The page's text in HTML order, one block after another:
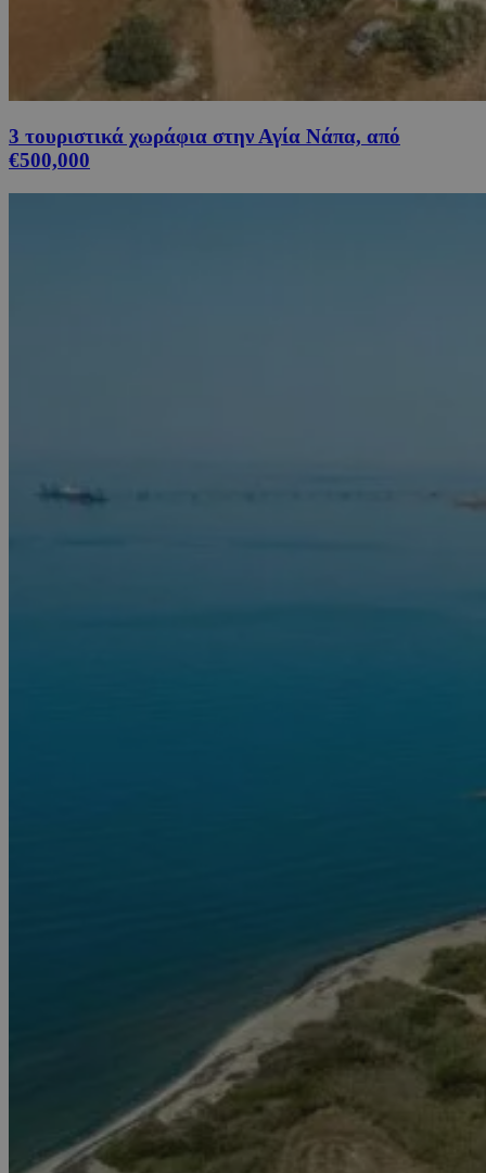
3 τουριστικά χωράφια στην Αγία Νάπα, από
€500,000